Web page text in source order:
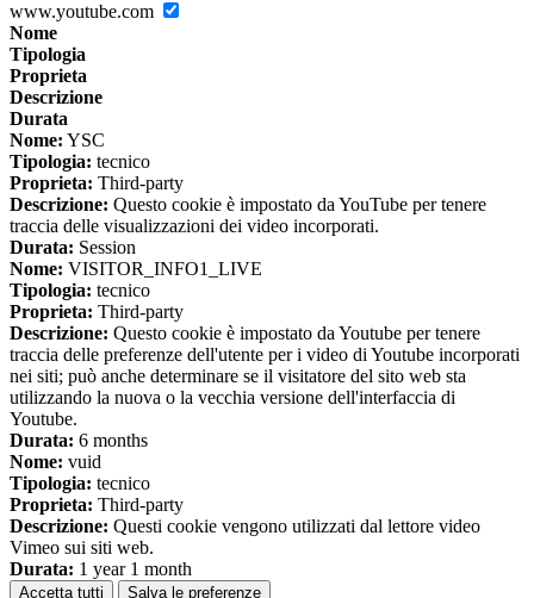
www.youtube.com
Nome
Tipologia
Proprieta
Descrizione
Durata
Nome: YSC
Tipologia: tecnico
Proprieta: Third-party
Descrizione: Questo cookie è impostato da YouTube per tenere
traccia delle visualizzazioni dei video incorporati.
Durata: Session
Nome: VISITOR_INFO1_LIVE
Tipologia: tecnico
Proprieta: Third-party
Descrizione: Questo cookie è impostato da Youtube per tenere
traccia delle preferenze dell'utente per i video di Youtube incorporati
nei siti; può anche determinare se il visitatore del sito web sta
utilizzando la nuova o la vecchia versione dell'interfaccia di
Youtube.
Durata: 6 months
Nome: vuid
Tipologia: tecnico
Proprieta: Third-party
Descrizione: Questi cookie vengono utilizzati dal lettore video
Vimeo sui siti web.
Durata: 1 year 1 month
Accetta tutti Salva le preferenze